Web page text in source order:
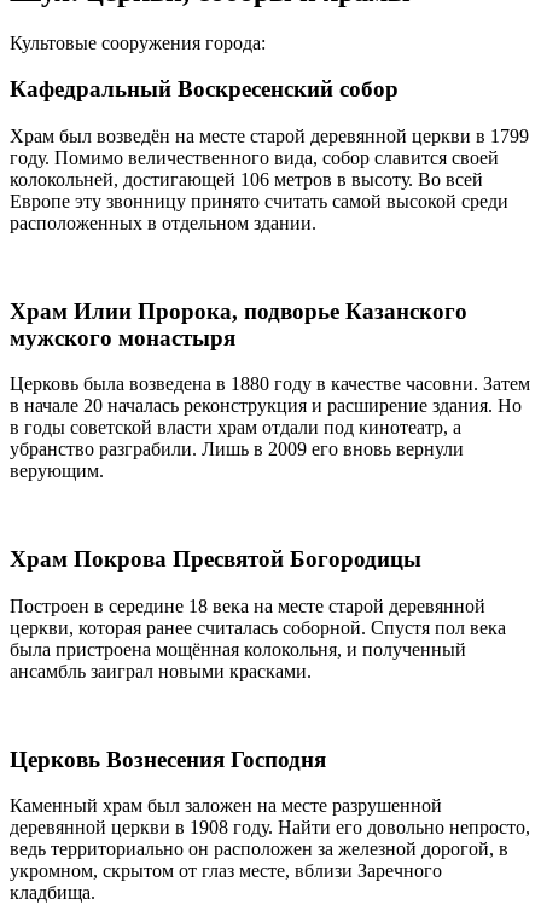
Культовые сооружения города:
Кафедральный Воскресенский собор
Храм был возведён на месте старой деревянной церкви в 1799
году. Помимо величественного вида, собор славится своей
колокольней, достигающей 106 метров в высоту. Во всей
Европе эту звонницу принято считать самой высокой среди
расположенных в отдельном здании.
Храм Илии Пророка, подворье Казанского
мужского монастыря
Церковь была возведена в 1880 году в качестве часовни. Затем
в начале 20 началась реконструкция и расширение здания. Но
в годы советской власти храм отдали под кинотеатр, а
убранство разграбили. Лишь в 2009 его вновь вернули
верующим.
Храм Покрова Пресвятой Богородицы
Построен в середине 18 века на месте старой деревянной
церкви, которая ранее считалась соборной. Спустя пол века
была пристроена мощённая колокольня, и полученный
ансамбль заиграл новыми красками.
Церковь Вознесения Господня
Каменный храм был заложен на месте разрушенной
деревянной церкви в 1908 году. Найти его довольно непросто,
ведь территориально он расположен за железной дорогой, в
укромном, скрытом от глаз месте, вблизи Заречного
кладбища.